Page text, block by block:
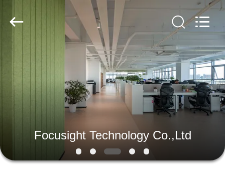
สินค้า
กับ
Technology
Co.,Ltd.
Focusight Technology Co.,Ltd